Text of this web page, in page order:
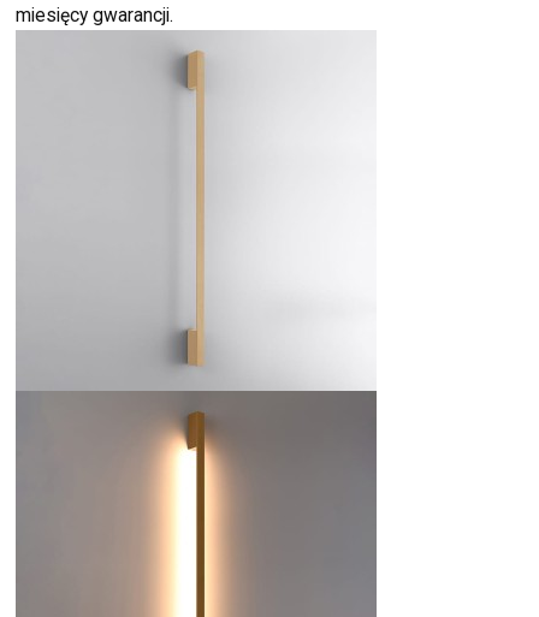
miesięcy gwarancji.